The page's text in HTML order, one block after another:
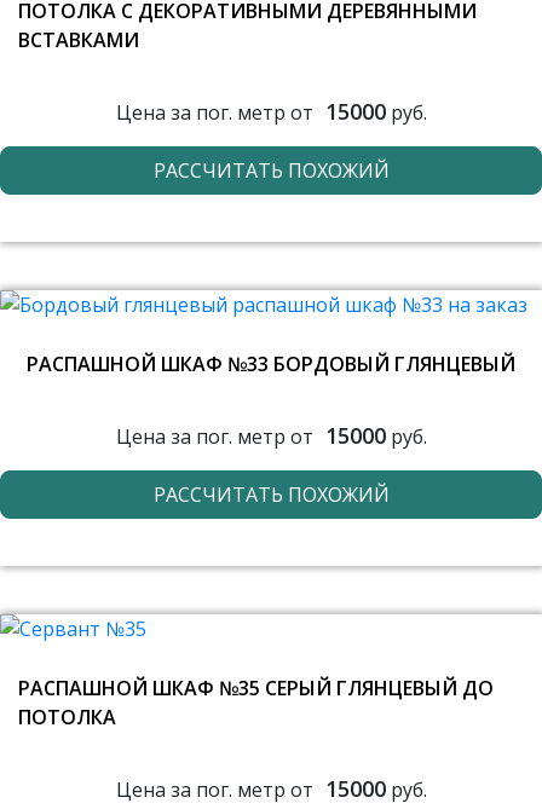
ПОТОЛКА С ДЕКОРАТИВНЫМИ ДЕРЕВЯННЫМИ
ВСТАВКАМИ
Цена за пог. метр от 15000руб.
РАССЧИТАТЬ ПОХОЖИЙ
РАСПАШНОЙ ШКАФ №33 БОРДОВЫЙ ГЛЯНЦЕВЫЙ
Цена за пог. метр от 15000руб.
РАССЧИТАТЬ ПОХОЖИЙ
РАСПАШНОЙ ШКАФ №35 СЕРЫЙ ГЛЯНЦЕВЫЙ ДО
ПОТОЛКА
Цена за пог. метр от 15000руб.